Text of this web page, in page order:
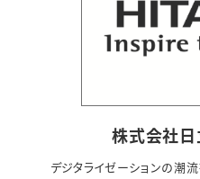
株式会社日
デジタライゼーションの潮